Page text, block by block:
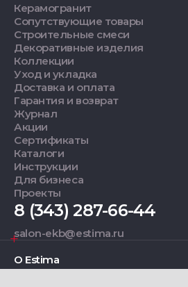
Керамогранит
Сопутствующие товары
Строительные смеси
Декоративные изделия
Коллекции
Уход и укладка
Доставка и оплата
Гарантия и возврат
Журнал
Акции
Сертификаты
Каталоги
Инструкции
Для бизнеса
Проекты
8 (343) 287-66-44
salon-ekb@estima.ru
О Estima